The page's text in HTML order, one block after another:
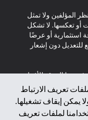
تعريف الارتباط
يمكن إيقاف تشغيلها.
لملفات تعريف
المؤلفين ولا تمثل
أو تعكسها. لا تشكل
استثمارية أو عرضًا
للتعديل دون إشعار
في هذا الموقع للأفراد
الأوروبية أو
أو سان مارينو أو
أو خصوصية البيانات
البيانات الشخصية